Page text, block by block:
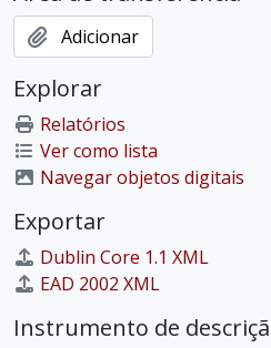
Adicionar
Explorar
Relatórios
Ver como lista
Navegar objetos digitais
Exportar
Dublin Core 1.1 XML
EAD 2002 XML
Instrumento de